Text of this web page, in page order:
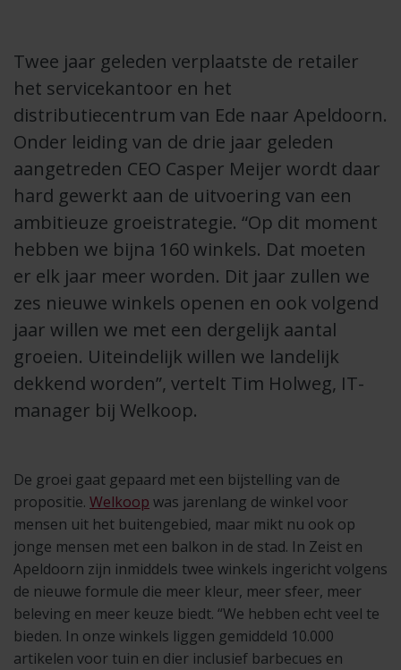
Twee jaar geleden verplaatste de retailer
het servicekantoor en het
distributiecentrum van Ede naar Apeldoorn.
Onder leiding van de drie jaar geleden
aangetreden CEO Casper Meijer wordt daar
hard gewerkt aan de uitvoering van een
ambitieuze groeistrategie. “Op dit moment
hebben we bijna 160 winkels. Dat moeten
er elk jaar meer worden. Dit jaar zullen we
zes nieuwe winkels openen en ook volgend
jaar willen we met een dergelijk aantal
groeien. Uiteindelijk willen we landelijk
dekkend worden”, vertelt Tim Holweg, IT-
manager bij Welkoop.
De groei gaat gepaard met een bijstelling van de
propositie. Welkoop was jarenlang de winkel voor
mensen uit het buitengebied, maar mikt nu ook op
jonge mensen met een balkon in de stad. In Zeist en
Apeldoorn zijn inmiddels twee winkels ingericht volgens
de nieuwe formule die meer kleur, meer sfeer, meer
beleving en meer keuze biedt. “We hebben echt veel te
bieden. In onze winkels liggen gemiddeld 10.000
artikelen voor tuin en dier inclusief barbecues en